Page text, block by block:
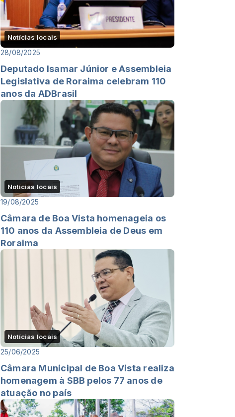
Notícias locais
28/08/2025
Deputado Isamar Júnior e Assembleia
Legislativa de Roraima celebram 110
anos da ADBrasil
Notícias locais
19/08/2025
Câmara de Boa Vista homenageia os
110 anos da Assembleia de Deus em
Roraima
Notícias locais
25/06/2025
Câmara Municipal de Boa Vista realiza
homenagem à SBB pelos 77 anos de
atuação no país